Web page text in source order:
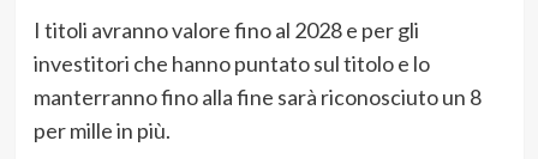
I titoli avranno valore fino al 2028 e per gli
investitori che hanno puntato sul titolo e lo
manterranno fino alla fine sarà riconosciuto un 8
per mille in più.